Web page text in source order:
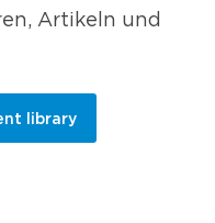
Artikeln und
library